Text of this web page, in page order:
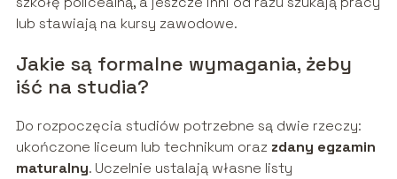
lub stawiają na kursy zawodowe.
Jakie są formalne wymagania, żeby
iść na studia?
Do rozpoczęcia studiów potrzebne są dwie rzeczy:
ukończone liceum lub technikum oraz zdany egzamin
maturalny. Uczelnie ustalają własne listy